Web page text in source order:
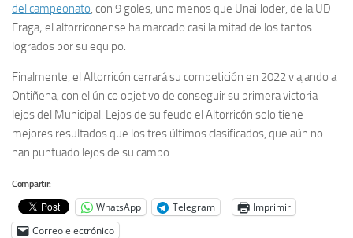
del campeonato , con 9 goles, uno menos que Unai Joder, de la UD
Fraga; el altorriconense ha marcado casi la mitad de los tantos
logrados por su equipo.
Finalmente, el Altorricón cerrará su competición en 2022 viajando a
Ontiñena, con el único objetivo de conseguir su primera victoria
lejos del Municipal. Lejos de su feudo el Altorricón solo tiene
mejores resultados que los tres últimos clasificados, que aún no
han puntuado lejos de su campo.
Compartir:
WhatsApp Telegram
Imprimir
Correo electrónico